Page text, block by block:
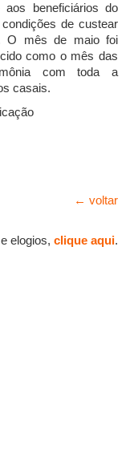
aos beneficiários do
de custear
O mês de maio foi
como o mês das
com toda a
casais.
← voltar
elogios, clique aqui.